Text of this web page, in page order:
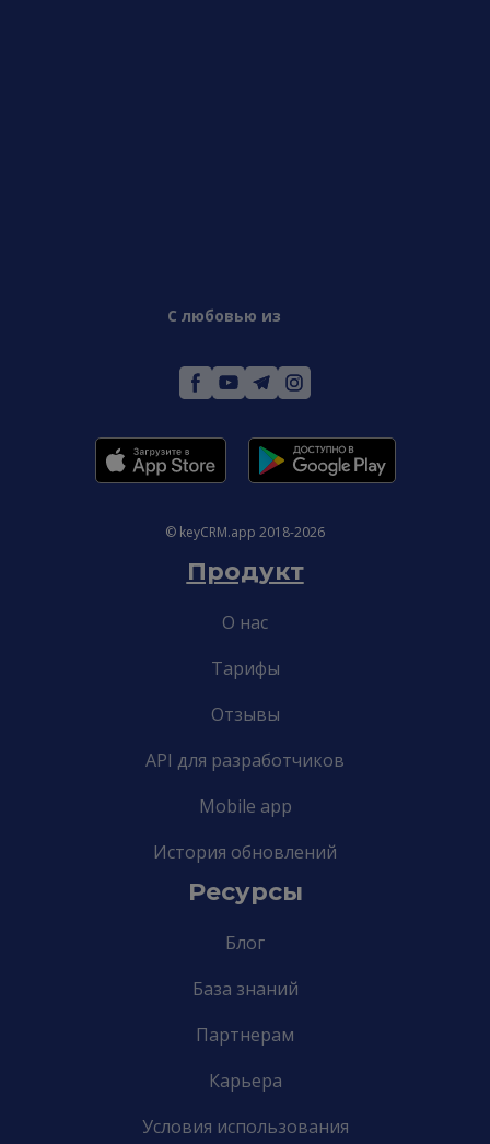
С любовью из
© keyCRM.app 2018-2026
Продукт
О нас
Тарифы
Отзывы
API для разработчиков
Mobile app
История обновлений
Ресурсы
Блог
База знаний
Партнерам
Карьера
Условия использования